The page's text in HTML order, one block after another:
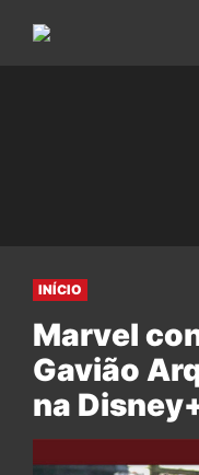
INÍCIO
Marvel
Gavião
na